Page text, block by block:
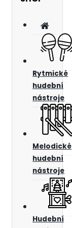
Rytmické
hudební
nástroje
Melodické
hudební
nástroje
Hudební